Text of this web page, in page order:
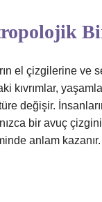
el çizgilerine
kıvrımlar,
değişir.
bir avuç
anlam kazanır.